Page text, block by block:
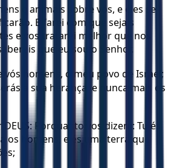
e animais sobre vós, e eles se
E farei com que sejais
e vos tratarei melhor que nos
que eu sou o Senhor.
vós homens, o meu povo de Israel;
a sua herança, e nunca mais os
Porquanto vos dizem: Tu és
os homens, e és uma terra que